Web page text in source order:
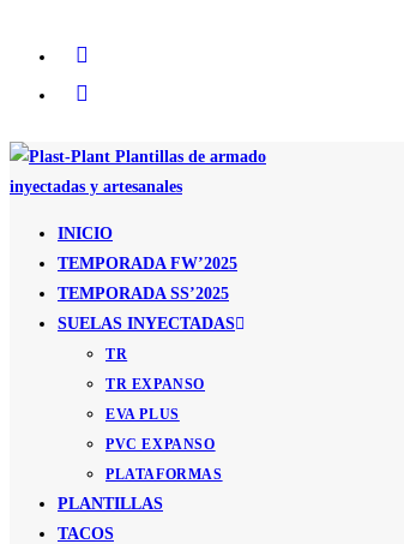
contenido
INICIO
TEMPORADA FW’2025
TEMPORADA SS’2025
SUELAS INYECTADAS
TR
TR EXPANSO
EVA PLUS
PVC EXPANSO
PLATAFORMAS
PLANTILLAS
TACOS